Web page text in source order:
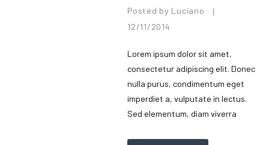
Posted by Luciano
|
12/11/2014
Lorem ipsum dolor sit amet,
consectetur adipiscing elit. Donec
nulla purus, condimentum eget
imperdiet a, vulputate in lectus.
Sed elementum, diam viverra